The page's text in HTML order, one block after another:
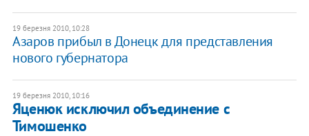
19 березня 2010, 10:28
Азаров прибыл в Донецк для представления
нового губернатора
19 березня 2010, 10:16
Яценюк исключил объединение с
Тимошенко